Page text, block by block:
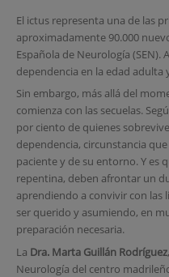
El ictus representa una de las
aproximadamente 90.000
Española de Neurología (SEN).
dependencia en la edad adulta
Sin embargo, más allá del
comienza con las secuelas.
por ciento de quienes
dependencia, circunstancia
paciente y de su entorno. Y es
repentina, deben afrontar un
aprendiendo a convivir con las
ser querido y asumiendo, en
preparación necesaria.
La Dra. Marta Guillán Rodríguez
Neurología del centro